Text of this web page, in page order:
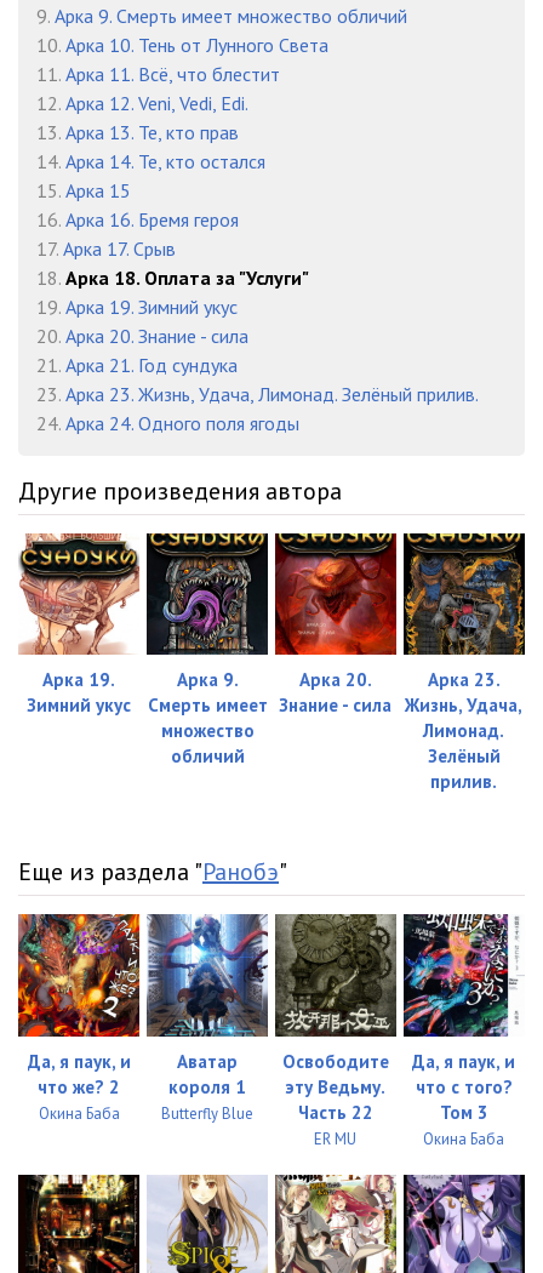
Интерлюдия
9. Арка 9. Смерть имеет множество обличий
10. Арка 10. Тень от Лунного Света
11. Арка 11. Всё, что блестит
12. Арка 12. Veni, Vedi, Edi.
13. Арка 13. Те, кто прав
14. Арка 14. Те, кто остался
15. Арка 15
16. Арка 16. Бремя героя
17. Арка 17. Срыв
18. Арка 18. Оплата за "Услуги"
19. Арка 19. Зимний укус
20. Арка 20. Знание - сила
21. Арка 21. Год сундука
23. Арка 23. Жизнь, Удача, Лимонад. Зелёный прилив.
24. Арка 24. Одного поля ягоды
Другие произведения автора
Арка 19.
Зимний укус
Арка 9.
Смерть имеет
множество
обличий
Арка 20.
Знание - сила
Арка 23.
Жизнь, Удача,
Лимонад.
Зелёный
прилив.
Еще из раздела "Ранобэ"
Да, я паук, и
что же? 2
Окина Баба
Аватар
короля 1
Butterfly Blue
Освободите
эту Ведьму.
Часть 22
ER MU
Да, я паук, и
что с того?
Том 3
Окина Баба